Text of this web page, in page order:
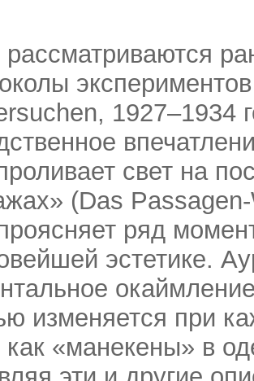
рассматриваются
1927–1934
свет на
(Das
ряд
эстетике.
изменяется при
«манекены» в